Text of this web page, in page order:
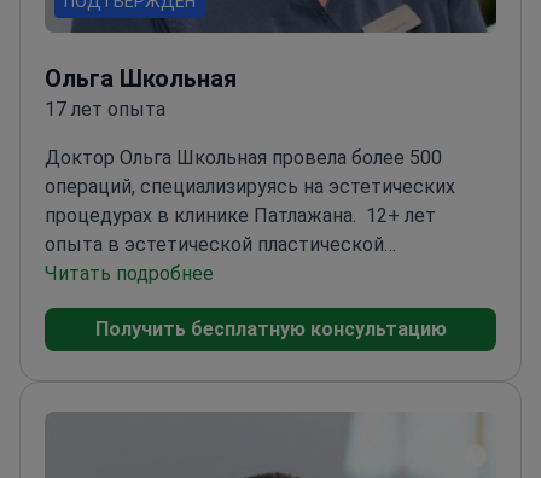
Ольга Школьная
17 лет опыта
Доктор Ольга Школьная провела более 500
операций, специализируясь на эстетических
процедурах в клинике Патлажана.
12+ лет
опыта в эстетической пластической
хирургииЧлен Международного общества
(ISAPS)Спикер международных конференций по
маммопластикуОкончила Санкт-Петербургский
университет по специальности «Пластическая
Читать подробнее
Получить бесплатную консультацию